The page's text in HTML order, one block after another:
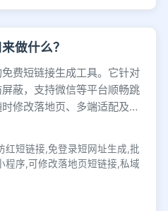
做什么？
费短链接生成工具。它针对
蔽，支持微信等平台顺畅跳
修改落地页、多端适配及小
红短链接,免登录短网址生成,批
程序,可修改落地页短链接,私域